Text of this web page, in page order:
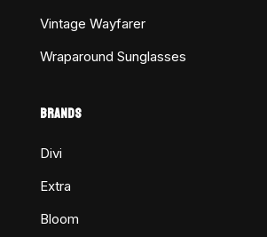
Vintage Wayfarer
Wraparound Sunglasses
BRANDS
Divi
Extra
Bloom